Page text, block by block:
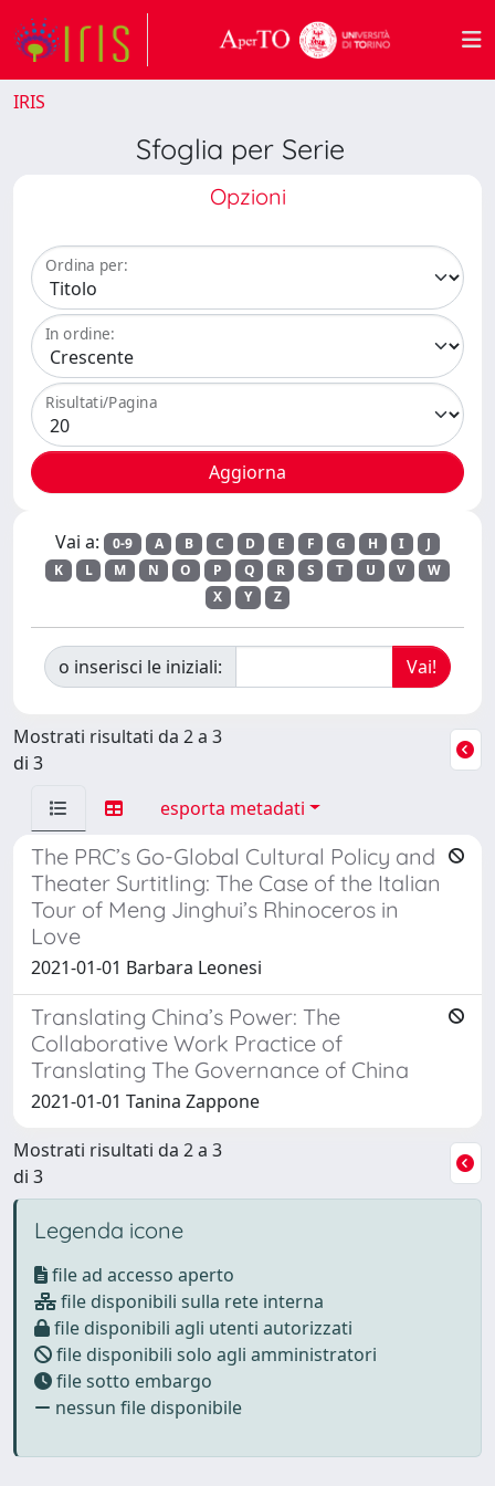
IRIS
Sfoglia per Serie
Opzioni
Ordina per:
In ordine:
Risultati/Pagina
Vai a: 0-9 A B C D E F G H I
J
K
L M N O P Q R S T U V
W
X
Y Z
o inserisci le iniziali:
Mostrati risultati da 2 a 3
di 3
esporta metadati
The PRC’s Go-Global Cultural Policy and
Theater Surtitling: The Case of the Italian
Tour of Meng Jinghui’s Rhinoceros in
Love
2021-01-01 Barbara Leonesi
Translating China’s Power: The
Collaborative Work Practice of
Translating The Governance of China
2021-01-01 Tanina Zappone
Mostrati risultati da 2 a 3
di 3
Legenda icone
file ad accesso aperto
file disponibili sulla rete interna
file disponibili agli utenti autorizzati
file disponibili solo agli amministratori
file sotto embargo
nessun file disponibile